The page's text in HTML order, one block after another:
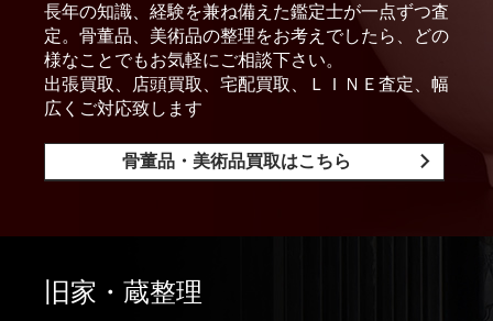
長年の知識、経験を兼ね備えた鑑定士が一点ずつ査
定。骨董品、美術品の整理をお考えでしたら、どの
様なことでもお気軽にご相談下さい。
出張買取、店頭買取、宅配買取、ＬＩＮＥ査定、幅
広くご対応致します
骨董品・美術品買取はこちら
旧家・蔵整理